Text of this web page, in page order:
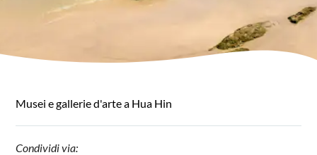
Musei e gallerie d'arte a Hua Hin
Condividi via: